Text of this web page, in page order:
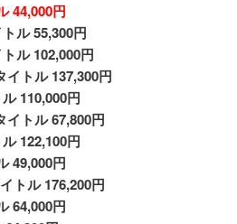
44,000円
ル 55,300円
ル 102,000円
イトル 137,300円
110,000円
イトル 67,800円
122,100円
49,000円
トル 176,200円
64,000円